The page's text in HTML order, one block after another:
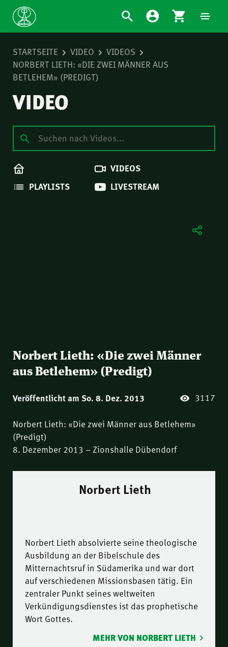
STARTSEITE VIDEO
VIDEOS
NORBERT LIETH: «DIE ZWEI MÄNNER AUS
BETLEHEM» (PREDIGT)
VIDEO
VIDEOS
PLAYLISTS
LIVESTREAM
Norbert Lieth: «Die zwei Männer
aus Betlehem» (Predigt)
Veröffentlicht am So. 8. Dez. 2013 3117
Norbert Lieth: «Die zwei Männer aus Betlehem»
(Predigt)
8. Dezember 2013 – Zionshalle Dübendorf
Norbert Lieth
Norbert Lieth absolvierte seine theologische
Ausbildung an der Bibelschule des
Mitternachtsruf in Südamerika und war dort
auf verschiedenen Missionsbasen tätig. Ein
zentraler Punkt seines weltweiten
Verkündigungsdienstes ist das prophetische
Wort Gottes.
MEHR VON NORBERT LIETH